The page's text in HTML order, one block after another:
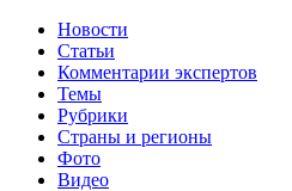
Новости
Статьи
Комментарии экспертов
Темы
Рубрики
Страны и регионы
Фото
Видео